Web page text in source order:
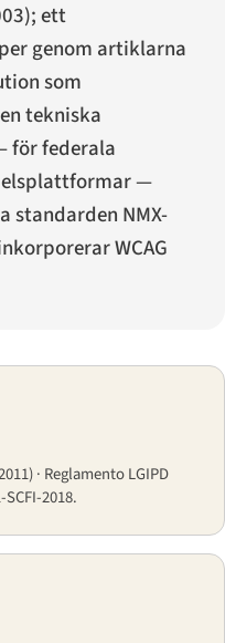
ett
genom artiklarna
som
tekniska
för federala
—
standarden NMX-
WCAG
· Reglamento LGIPD
SCFI-2018.